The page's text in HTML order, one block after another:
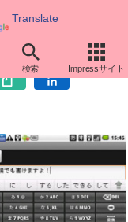
Translate
検索 Impressサイト
リに新機能